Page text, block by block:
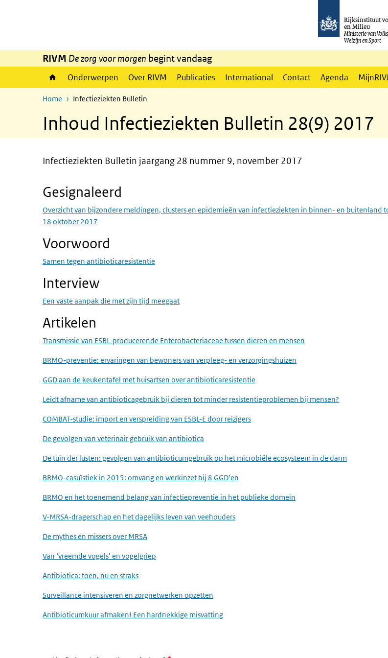
Rijksinstituut
en Milieu
Ministerie van
Welzijn en Sport
RIVM De zorg voor morgen begint vandaag
Onderwerpen Over RIVM Publicaties International Contact Agenda
Home Infectieziekten Bulletin
Inhoud Infectieziekten Bulletin 28(9) 2017
Infectieziekten Bulletin jaargang 28 nummer 9, november 2017
Gesignaleerd
Overzicht van bijzondere meldingen, clusters en epidemieën van infectieziekten in binnen- en buitenland
18 oktober 2017
Voorwoord
Samen tegen antibioticaresistentie
Interview
Een vaste aanpak die met zijn tijd meegaat
Artikelen
Transmissie van ESBL-producerende Enterobacteriaceae tussen dieren en mensen
BRMO-preventie: ervaringen van bewoners van verpleeg- en verzorgingshuizen
GGD aan de keukentafel met huisartsen over antibioticaresistentie
Leidt afname van antibioticagebruik bij dieren tot minder resistentieproblemen bij mensen?
COMBAT-studie: import en verspreiding van ESBL-E door reizigers
De gevolgen van veterinair gebruik van antibiotica
De tuin der lusten: gevolgen van antibioticumgebruik op het microbiële ecosysteem in de darm
BRMO-casuïstiek in 2015: omvang en werkinzet bij 8 GGD’en
BRMO en het toenemend belang van infectiepreventie in het publieke domein
V-MRSA-dragerschap en het dagelijks leven van veehouders
De mythes en missers over MRSA
Van ‘vreemde vogels’ en vogelgriep
Antibiotica: toen, nu en straks
Surveillance intensiveren en zorgnetwerken opzetten
Antibioticumkuur afmaken! Een hardnekkige misvatting